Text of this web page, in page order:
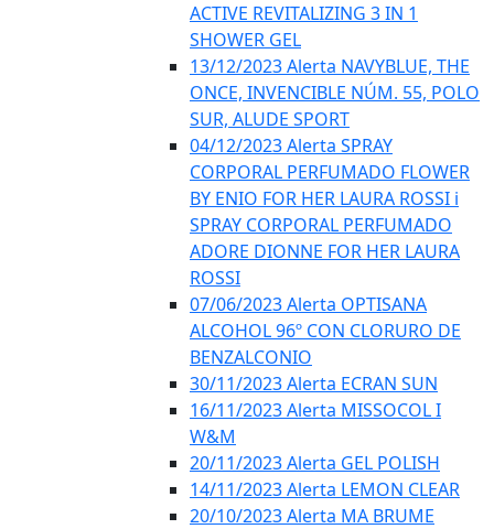
ACTIVE REVITALIZING 3 IN 1
SHOWER GEL
13/12/2023 Alerta NAVYBLUE, THE
ONCE, INVENCIBLE NÚM. 55, POLO
SUR, ALUDE SPORT
04/12/2023 Alerta SPRAY
CORPORAL PERFUMADO FLOWER
BY ENIO FOR HER LAURA ROSSI i
SPRAY CORPORAL PERFUMADO
ADORE DIONNE FOR HER LAURA
ROSSI
07/06/2023 Alerta OPTISANA
ALCOHOL 96º CON CLORURO DE
BENZALCONIO
30/11/2023 Alerta ECRAN SUN
16/11/2023 Alerta MISSOCOL I
W&M
20/11/2023 Alerta GEL POLISH
14/11/2023 Alerta LEMON CLEAR
20/10/2023 Alerta MA BRUME